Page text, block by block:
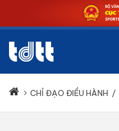
CHỈ ĐẠO ĐIỀU HÀNH /